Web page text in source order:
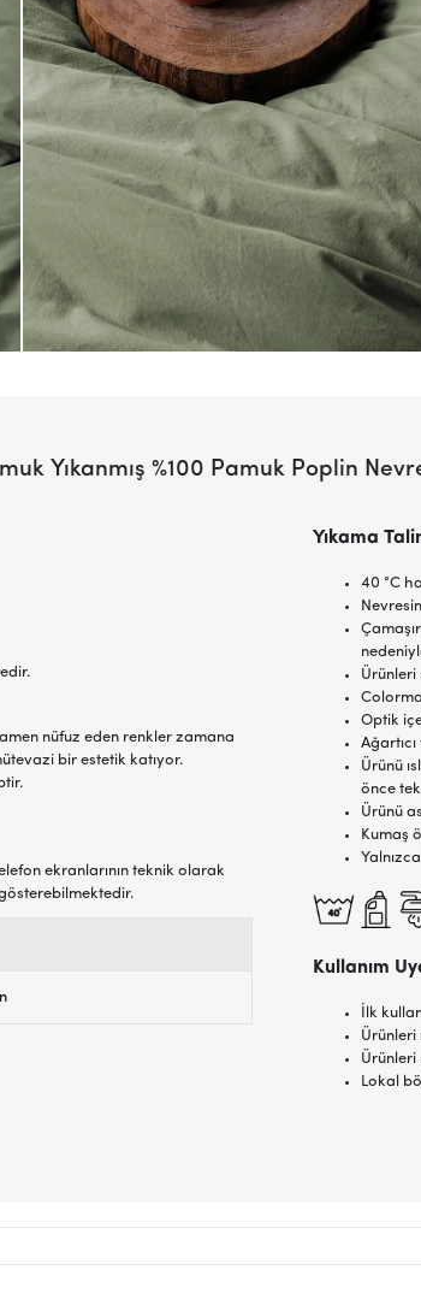
Yıkanmış %100 Pamuk Poplin
nüfuz eden renkler zamana
bir estetik katıyor.
ekranlarının teknik olarak
Yıkama
40 °C
Ürünleri
Optik
Ürünü
önce
Ürünü
Kumaş
Kullanım
İlk
Ürünleri
Ürünleri
Lokal